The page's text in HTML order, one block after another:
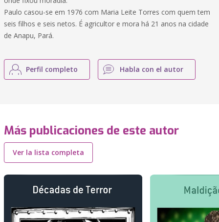
Paulo casou-se em 1976 com Maria Leite Torres com quem tem
seis filhos e seis netos. É agricultor e mora há 21 anos na cidade
de Anapu, Pará.
Perfil completo Habla con el autor
Más publicaciones de este autor
Ver la lista completa